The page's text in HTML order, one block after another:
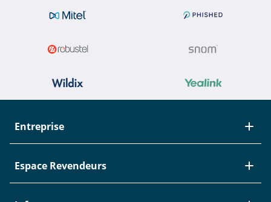
Entreprise
À propos de Studerus
Equipe
Espace Revendeurs